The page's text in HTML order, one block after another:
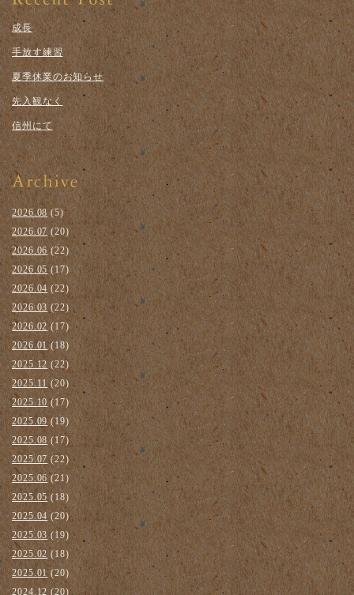
成長
手放す練習
夏季休業のお知らせ
先入観なく
信州にて
2026.08(5)
2026.07 (20)
2026.06(22)
2026.05(17)
2026.04 (22)
2026.03(22)
2026.02(17)
2026.01(18)
2025.12 (22)
2025.11(20)
2025.10(17)
2025.09(19)
2025.08(17)
2025.07(22)
2025.06 (21)
2025.05(18)
2025.04 (20)
2025.03(19)
2025.02(18)
2025.01(20)
2024.12 (20)